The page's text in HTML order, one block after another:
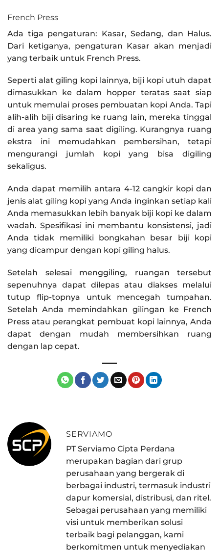
French Press
Ada tiga pengaturan: Kasar, Sedang, dan Halus.
Dari ketiganya, pengaturan Kasar akan menjadi
yang terbaik untuk French Press.
Seperti alat giling kopi lainnya, biji kopi utuh dapat
dimasukkan ke dalam hopper teratas saat siap
untuk memulai proses pembuatan kopi Anda. Tapi
alih-alih biji disaring ke ruang lain, mereka tinggal
di area yang sama saat digiling. Kurangnya ruang
ekstra ini memudahkan pembersihan, tetapi
mengurangi jumlah kopi yang bisa digiling
sekaligus.
Anda dapat memilih antara 4-12 cangkir kopi dan
jenis alat giling kopi yang Anda inginkan setiap kali
Anda memasukkan lebih banyak biji kopi ke dalam
wadah. Spesifikasi ini membantu konsistensi, jadi
Anda tidak memiliki bongkahan besar biji kopi
yang dicampur dengan kopi giling halus.
Setelah selesai menggiling, ruangan tersebut
sepenuhnya dapat dilepas atau diakses melalui
tutup flip-topnya untuk mencegah tumpahan.
Setelah Anda memindahkan gilingan ke French
Press atau perangkat pembuat kopi lainnya, Anda
dapat dengan mudah membersihkan ruang
dengan lap cepat.
SERVIAMO
PT Serviamo Cipta Perdana
merupakan bagian dari grup
perusahaan yang bergerak di
berbagai industri, termasuk industri
dapur komersial, distribusi, dan ritel.
Sebagai perusahaan yang memiliki
visi untuk memberikan solusi
terbaik bagi pelanggan, kami
berkomitmen untuk menyediakan